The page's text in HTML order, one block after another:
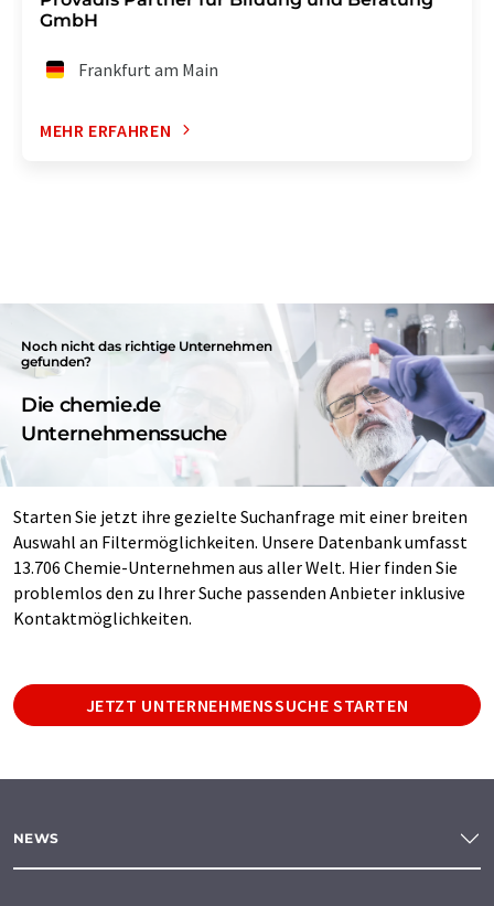
GmbH
Frankfurt am Main
MEHR ERFAHREN
Noch nicht das richtige Unternehmen
gefunden?
Die chemie.de
Unternehmenssuche
Starten Sie jetzt ihre gezielte Suchanfrage mit einer breiten
Auswahl an Filtermöglichkeiten. Unsere Datenbank umfasst
13.706 Chemie-Unternehmen aus aller Welt. Hier finden Sie
problemlos den zu Ihrer Suche passenden Anbieter inklusive
Kontaktmöglichkeiten.
JETZT UNTERNEHMENSSUCHE STARTEN
NEWS